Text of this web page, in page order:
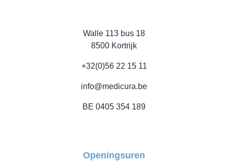
Walle 113 bus 18
8500 Kortrijk
+32(0)56 22 15 11
info@medicura.be
BE 0405 354 189
Openingsuren